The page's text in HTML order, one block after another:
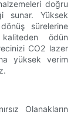
doğru
sunar. Yüksek
sürelerine
ödün
CO2 lazer
yüksek verim
Olanakların